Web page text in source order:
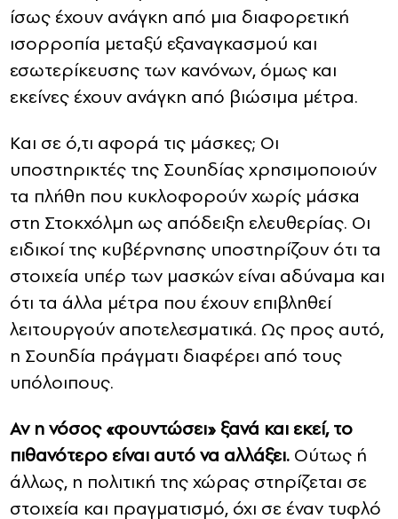
ίσως έχουν ανάγκη από μια διαφορετική
ισορροπία μεταξύ εξαναγκασμού και
εσωτερίκευσης των κανόνων, όμως και
εκείνες έχουν ανάγκη από βιώσιμα μέτρα.
Και σε ό,τι αφορά τις μάσκες; Οι
υποστηρικτές της Σουηδίας χρησιμοποιούν
τα πλήθη που κυκλοφορούν χωρίς μάσκα
στη Στοκχόλμη ως απόδειξη ελευθερίας. Οι
ειδικοί της κυβέρνησης υποστηρίζουν ότι τα
στοιχεία υπέρ των μασκών είναι αδύναμα και
ότι τα άλλα μέτρα που έχουν επιβληθεί
λειτουργούν αποτελεσματικά. Ως προς αυτό,
η Σουηδία πράγματι διαφέρει από τους
υπόλοιπους.
Αν η νόσος «φουντώσει» ξανά και εκεί, το
πιθανότερο είναι αυτό να αλλάξει. Ούτως ή
άλλως, η πολιτική της χώρας στηρίζεται σε
στοιχεία και πραγματισμό, όχι σε έναν τυφλό